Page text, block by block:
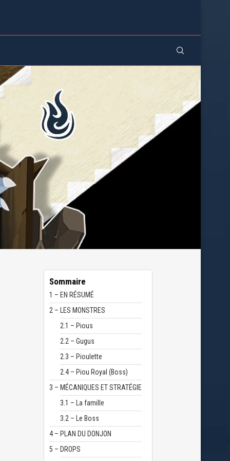
Sommaire
1 – EN RÉSUMÉ
2 – LES MONSTRES
2.1 – Pious
2.2 – Gugus
2.3 – Pioulette
2.4 – Piou Royal (Boss)
3 – MÉCANIQUES ET STRATÉGIE
3.1 – La famille
3.2 – Le Boss
4 – PLAN DU DONJON
5 – DROPS